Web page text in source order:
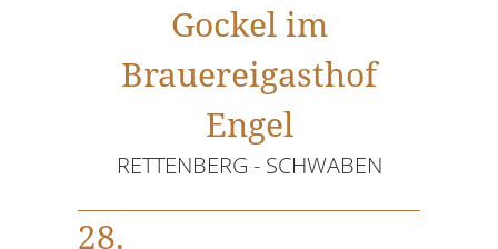
Gockel im
Brauereigasthof
Engel
RETTENBERG - SCHWABEN
28.